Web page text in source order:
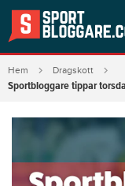
Hem Dragskott
Sportbloggare tippar